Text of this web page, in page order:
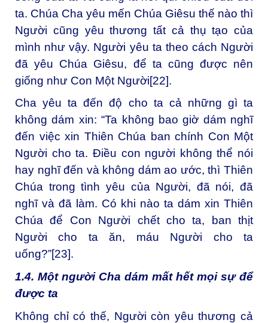
ta. Chúa Cha yêu mến Chúa Giêsu thế nào thì
Người cũng yêu thương tất cả thụ tạo của
mình như vậy. Người yêu ta theo cách Người
đã yêu Chúa Giêsu, để ta cũng được nên
giống như Con Một Người[22].
Cha yêu ta đến độ cho ta cả những gì ta
không dám xin: “Ta không bao giờ dám nghĩ
đến việc xin Thiên Chúa ban chính Con Một
Người cho ta. Điều con người không thể nói
hay nghĩ đến và không dám ao ước, thì Thiên
Chúa trong tình yêu của Người, đã nói, đã
nghĩ và đã làm. Có khi nào ta dám xin Thiên
Chúa để Con Người chết cho ta, ban thịt
Người cho ta ăn, máu Người cho ta
uống?”[23].
1.4. Một người Cha dám mất hết mọi sự để
được ta
Không chỉ có thế, Người còn yêu thương cả